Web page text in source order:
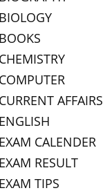
BIOLOGY
BOOKS
CHEMISTRY
COMPUTER
CURRENT AFFAIRS
ENGLISH
EXAM CALENDER
EXAM RESULT
EXAM TIPS